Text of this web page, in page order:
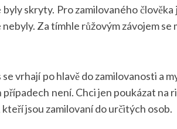
byly skryty. Pro zamilovaného
nebyly. Za tímhle růžovým závojem
se vrhají po hlavě do zamilovanosti a
není. Chci jen poukázat na
kteří jsou zamilovaní do určitých osob.